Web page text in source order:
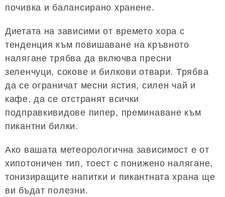
почивка и балансирано хранене.
Диетата на зависими от времето хора с
тенденция към повишаване на кръвното
налягане трябва да включва пресни
зеленчуци, сокове и билкови отвари. Трябва
да се ограничат месни ястия, силен чай и
кафе, да се отстранят всички
подправкивидове пипер, преминаване към
пикантни билки.
Ако вашата метеорологична зависимост е от
хипотоничен тип, тоест с понижено налягане,
тонизиращите напитки и пикантната храна ще
ви бъдат полезни.